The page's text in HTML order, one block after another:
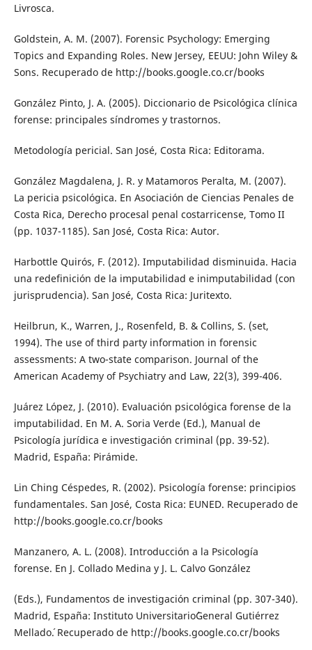
Livrosca.
Goldstein, A. M. (2007). Forensic Psychology: Emerging
Topics and Expanding Roles. New Jersey, EEUU: John Wiley &
Sons. Recuperado de http://books.google.co.cr/books
González Pinto, J. A. (2005). Diccionario de Psicológica clínica
forense: principales síndromes y trastornos.
Metodología pericial. San José, Costa Rica: Editorama.
González Magdalena, J. R. y Matamoros Peralta, M. (2007).
La pericia psicológica. En Asociación de Ciencias Penales de
Costa Rica, Derecho procesal penal costarricense, Tomo II
(pp. 1037-1185). San José, Costa Rica: Autor.
Harbottle Quirós, F. (2012). Imputabilidad disminuida. Hacia
una redefinición de la imputabilidad e inimputabilidad (con
jurisprudencia). San José, Costa Rica: Juritexto.
Heilbrun, K., Warren, J., Rosenfeld, B. & Collins, S. (set,
1994). The use of third party information in forensic
assessments: A two-state comparison. Journal of the
American Academy of Psychiatry and Law, 22(3), 399-406.
Juárez López, J. (2010). Evaluación psicológica forense de la
imputabilidad. En M. A. Soria Verde (Ed.), Manual de
Psicología jurídica e investigación criminal (pp. 39-52).
Madrid, España: Pirámide.
Lin Ching Céspedes, R. (2002). Psicología forense: principios
fundamentales. San José, Costa Rica: EUNED. Recuperado de
http://books.google.co.cr/books
Manzanero, A. L. (2008). Introducción a la Psicología
forense. En J. Collado Medina y J. L. Calvo González
(Eds.), Fundamentos de investigación criminal (pp. 307-340).
Madrid, España: Instituto Universitario´General Gutiérrez
Mellado´. Recuperado de http://books.google.co.cr/books